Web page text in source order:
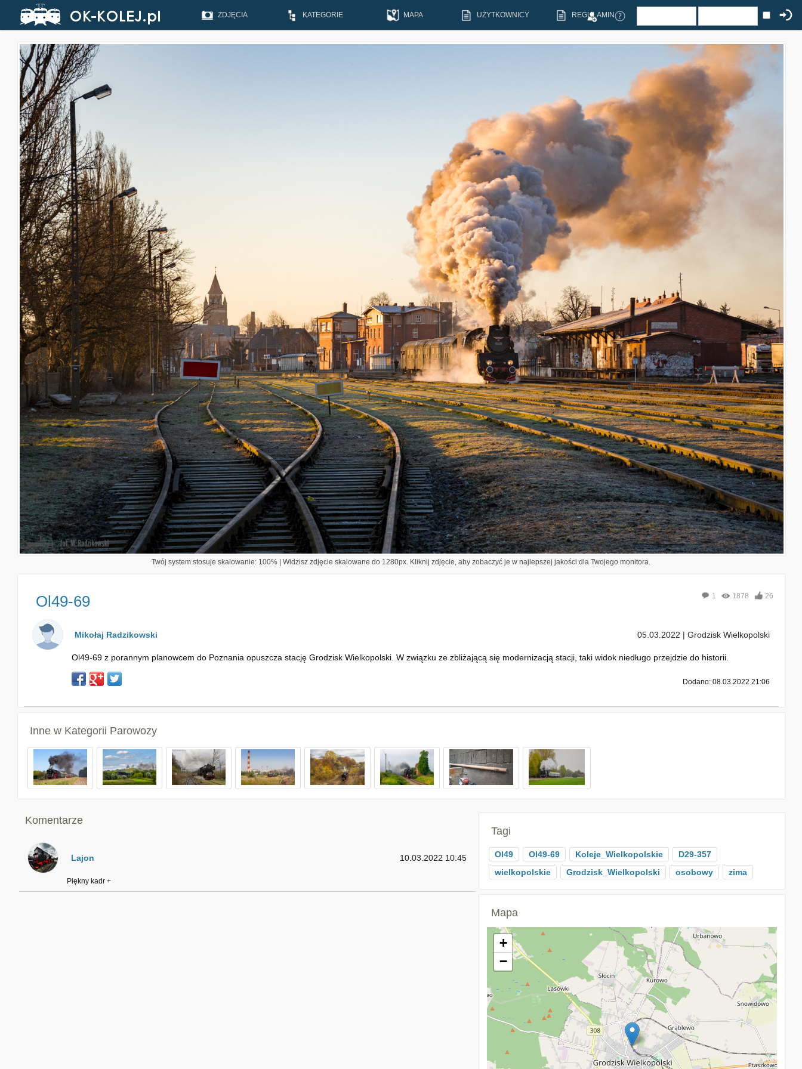
ZDJĘCIA KATEGORIE MAPA UŻYTKOWNICY REGULAMIN
Twój system stosuje skalowanie: 100% | Widzisz zdjęcie skalowane do 1280px. Kliknij zdjęcie, aby zobaczyć je w najlepszej jakości dla Twojego monitora.
Ol49-69 1 1878 26
Mikołaj Radzikowski 05.03.2022 | Grodzisk Wielkopolski
Ol49-69 z porannym planowcem do Poznania opuszcza stację Grodzisk Wielkopolski. W związku ze zbliżającą się modernizacją stacji, taki widok niedługo przejdzie do historii.
Dodano: 08.03.2022 21:06
Inne w Kategorii Parowozy
Komentarze
Lajon 10.03.2022 10:45
Piękny kadr +
Tagi
Ol49 Ol49-69 Koleje_Wielkopolskie
D29-357
wielkopolskie
Grodzisk_Wielkopolski osobowy zima
Mapa
+
−